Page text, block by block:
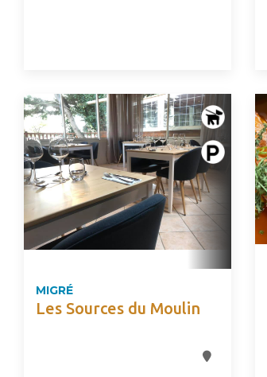
MIGRÉ
Les Sources du Moulin